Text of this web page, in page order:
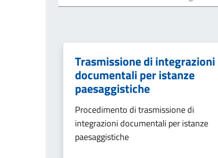
Trasmissione di integrazioni
documentali per istanze
paesaggistiche
Procedimento di trasmissione di
integrazioni documentali per istanze
paesaggistiche